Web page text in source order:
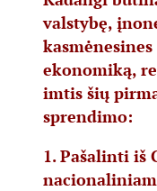
valstybę,
ekonomiką,
imtis šių
sprendimo:
1. Pašalinti iš